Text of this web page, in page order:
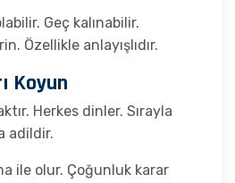
Geç kalınabilir.
Özellikle anlayışlıdır.
Koyun
Herkes dinler. Sırayla
adildir.
ile olur. Çoğunluk karar